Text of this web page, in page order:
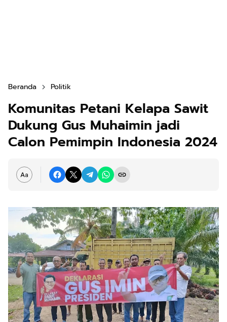
Beranda Politik
Komunitas Petani Kelapa Sawit
Dukung Gus Muhaimin jadi
Calon Pemimpin Indonesia 2024